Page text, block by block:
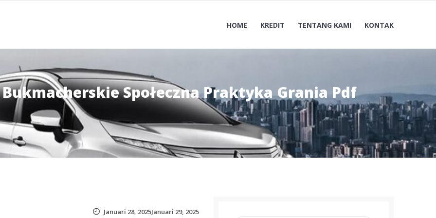
HOME KREDIT TENTANG KAMI KONTAK
Społeczna Praktyka Grania Pdf
Januari 28, 2025Januari 29, 2025